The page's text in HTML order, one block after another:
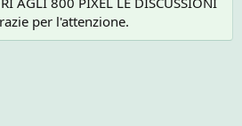
per l'attenzione.